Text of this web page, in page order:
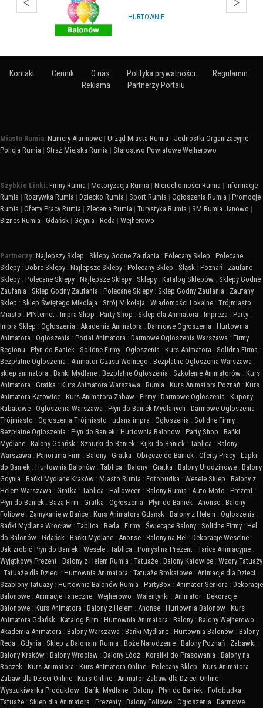
HURTOWNIE
Kontakt Cennik O nas Polityka prywatności
Regulamin
Reklama
Partnerzy Portalu
Miasto Rumia: Numery Alarmowe | Urząd Miasta Rumia | Jednostki Organizacyjne |
Policja Rumia | Straż Miejska Rumia | Starostwo Powiatowe Wejherowo
Szybkie Linki: Firmy Rumia | Motoryzacja Rumia | Nieruchomości Rumia | Informacje
Rumia | Rozrywka Rumia | Dziecko Rumia | Sport Rumia | Ogłoszenia Rumia | Promocje
Rumia | Oferty Pracy Rumia | Zlecenia Rumia | Turystyka Rumia | SM Rumia Janowo |
Biznes Rumia | Gdańsk | Gdynia | Reda | Wejherowo
Partnerzy: Najlepszy Sklep : Sklepy Godne Zaufania : Polecany Sklep : Polecane
Sklepy : Dobre Sklepy : Najlepsze Sklepy : Polecany Sklep : Śląsk : Poznań : Zaufane
Sklepy : Polecane Sklepy : Najlepsze Sklepy : Sklepy : Katalog Sklepów : Sklepy Godne
Zaufania : Sklep Godny Zaufania : Polecane Sklepy : Sklep Godny Zaufania : Zaufany
Sklep : Sklep Świętego Mikołaja : Strój Mikołaja : Wiadomości Lokalne : Trójmiasto :
Miasto : PINternet : Impra Shop : Party Shop : Sklep dla Animatora : Impreza : Party :
Impra Sklep : Ogłoszenia : Akademia Animatora : Darmowe Ogłoszenia : Hurtownia
Animatora : Ogłoszenia : Portal Animatora : Darmowe Ogłoszenia Warszawa : Firmy
Regionu : Płyn do Baniek : Solidne Firmy : Ogłoszenia : Kurs Animatora : Solidna Firma :
Bezpłatne Ogłoszenia : Animator Czasu Wolnego : Bezpłatne Ogłoszenia Warszawa :
sklep animatora : Bańki Mydlane : Bezpłatne Ogłoszenia : Szkolenie Animatorów : Kurs
Animatora : Gratka : Kurs Animatora Warszawa : Rumia : Kurs Animatora Poznań : Kurs
Animatora Katowice : Kurs Animatora Zabaw : Firmy : Darmowe Ogłoszenia : Kupony
Rabatowe : Ogłoszenia Warszawa : Płyn do Baniek Mydlanych : Darmowe Ogłoszenia
Trójmiasto : Ogłoszenia Trójmiasto : udana impra : Ogłoszenia : Solidne Firmy :
Bezpłatne Ogłoszenia : Płyn do Baniek : Hurtownia Balonów : Party Shop : Bańki
Mydlane : Balony Gdańsk : Sznurki do Baniek : Kijki do Baniek : Tablica : Balony
Warszawa : Panorama Firm : Balony : Gratka : Obręcze do Baniek : Oferty Pracy : Łapki
do Baniek : Hurtownia Balonów : Tablica : Balony : Gratka : Balony Urodzinowe : Balony
Gdynia : Bańki Mydlane Kraków : Miasto Rumia : Fotobudka : Wesele Sklep : Balony z
Helem Warszawa : Gratka : Tablica : Halloween : Balony Rumia : Auto Moto : Prezent :
Płyn do Baniek : Baza Firm : Gratka : Ogłoszenia : Płyn do Baniek : Anonse : Balony
Foliowe : Zamykanie w Bańce : Kurs Animatora Gdańsk : Balony z Helem : Ogłoszenia :
Bańki Mydlane Wrocław : Tablica : Reda : Firmy : Świecące Balony : Solidne Firmy : Hel
do Balonów : Gdańsk : Bańki Mydlane : Anonse : Balony na Hel : Dekoracje Weselne :
Jak zrobić Płyn do Baniek : Wesele : Tablica : Pomysł na Prezent : Tańce Animacyjne :
Wyjątkowy Prezent : Balony z Helem Rumia : Tatuaże : Balony Katowice : Wzory Tatuaży
: Tatuaże dla Dzieci : Hurtownia Animatora : Tatuaże Brokatowe : Animacje dla Dzieci :
Szablony Tatuaży : Hurtownia Balonów Rumia : PartyBox : Animator Seniora : Dekoracje
Balonowe : Animacje Taneczne : Wejherowo : Walentynki : Animator : Dekoracje
Balonowe : Kurs Animatora : Balony z Helem : Anonse : Hurtownia Balonów : Kurs
Animatora Gdańsk : Katalog Firm : Hurtownia Animatora : Balony : Balony Wejherowo :
Akademia Animatora : Balony Warszawa : Bańki Mydlane : Hurtownia Balonów : Balony
Reda : Gdynia : Sklep z Balonami Rumia : Boże Narodzenie : Balony Poznań : Zabawki :
Balony Kraków : Balony Wrocław : Balony Łódź : Koraliki do Prasowania : Balony na
Roczek : Kurs Animatora : Kurs Animatora Online : Polecany Sklep : Kurs Animatora
Zabaw dla Dzieci Online : Kurs Online : Animator Zabaw dla Dzieci Online :
Wyszukiwarka Produktów : Bańki Mydlane : Balony : Płyn do Baniek : Fotobudka :
Tatuaże : Sklep dla Animatora : Prezenty : Balony Foliowe : Ogłoszenia : Darmowe